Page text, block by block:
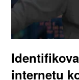
internetu